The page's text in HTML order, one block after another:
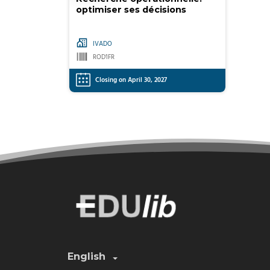
optimiser ses décisions
IVADO
ROD1FR
Closing on April 30, 2027
English